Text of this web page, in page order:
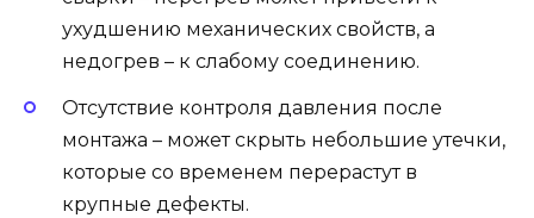
ухудшению механических свойств, а
недогрев – к слабому соединению.
Отсутствие контроля давления после
монтажа – может скрыть небольшие утечки,
которые со временем перерастут в
крупные дефекты.